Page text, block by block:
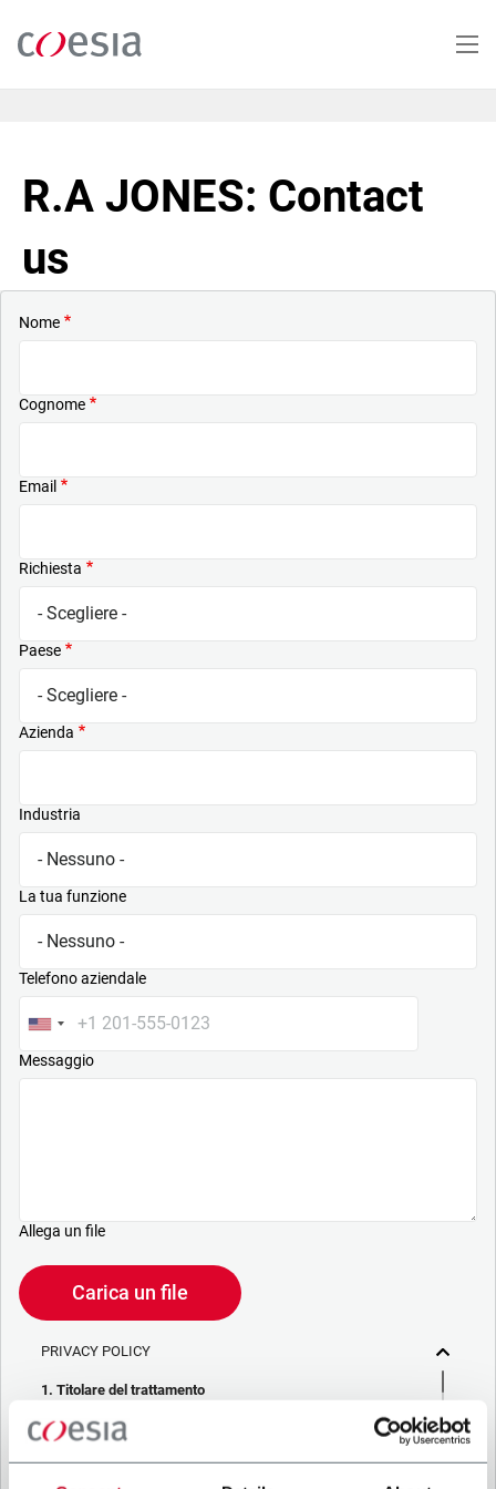
contenuto
R.A JONES: Contact
us
Nome
Cognome
Email
Richiesta
Paese
Azienda
Industria
La tua funzione
Telefono aziendale
Messaggio
Allega un file
Carica un file
PRIVACY POLICY
1. Titolare del trattamento
La società che stai cercando di contattare (“Società”)
tramite questo form tratta i tuoi dati personali – in qualità di
titolare/contitolare del trattamento – per le finalità descritte